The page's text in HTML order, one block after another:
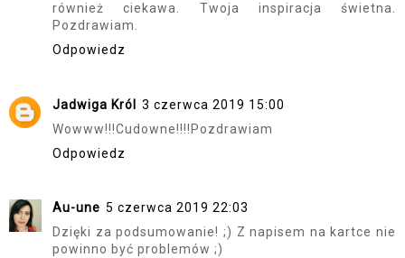
również ciekawa. Twoja inspiracja świetna.
Pozdrawiam.
Odpowiedz
Jadwiga Król
3 czerwca 2019 15:00
Wowww!!!Cudowne!!!!Pozdrawiam
Odpowiedz
Au-une 5 czerwca 2019 22:03
Dzięki za podsumowanie! ;) Z napisem na kartce nie
powinno być problemów ;)